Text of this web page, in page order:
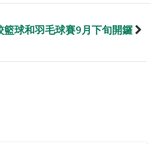
籃球和羽毛球賽9月下旬開鑼